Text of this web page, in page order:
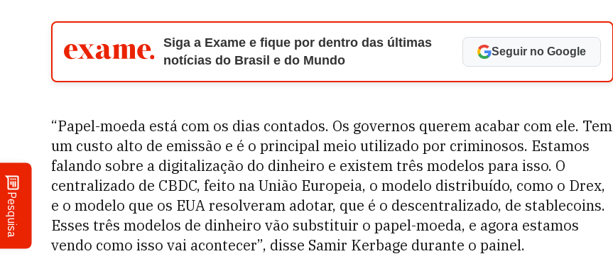
Pesquisa
Siga a Exame e fique por dentro das últimas
notícias do Brasil e do Mundo
Seguir no Google
“Papel-moeda está com os dias contados. Os governos querem acabar com ele. Tem
um custo alto de emissão e é o principal meio utilizado por criminosos. Estamos
falando sobre a digitalização do dinheiro e existem três modelos para isso. O
centralizado de CBDC, feito na União Europeia, o modelo distribuído, como o Drex,
e o modelo que os EUA resolveram adotar, que é o descentralizado, de stablecoins.
Esses três modelos de dinheiro vão substituir o papel-moeda, e agora estamos
vendo como isso vai acontecer”, disse Samir Kerbage durante o painel.